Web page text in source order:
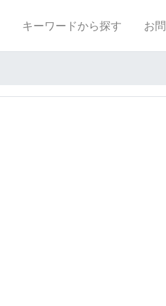
キーワードから探す お